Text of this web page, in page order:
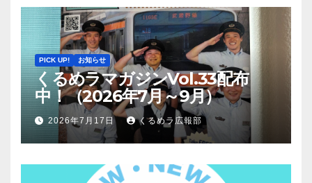
PICK UP! お知らせ
くるめラマガジンVol.33配布
中！（2026年7月～9月）
2026年7月17日 くるめラ広報部